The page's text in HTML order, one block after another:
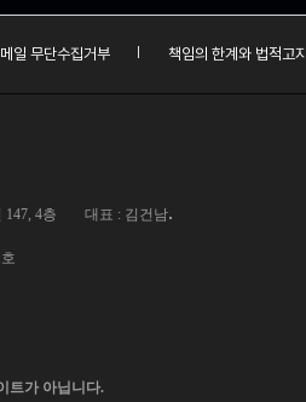
일 무단수집거부 책임의 한계와 법적고지
4층 대표 : 김건남.
트가 아닙니다.